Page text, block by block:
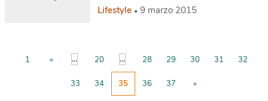
Lifestyle 9 marzo 2015
1 « ... 20 ... 28 29 30 31 32
33 34 35 36 37 »